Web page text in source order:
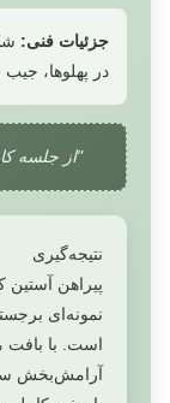
جزئیات فنی:
در پهلوها،
"از جلسه
نتیجه‌گیری
پیراهن
نمونه‌ای
آرامش‌بخش